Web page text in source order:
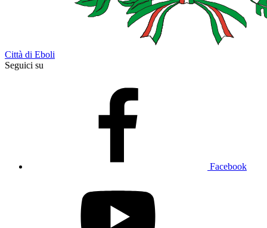
Città di Eboli
Seguici su
Facebook